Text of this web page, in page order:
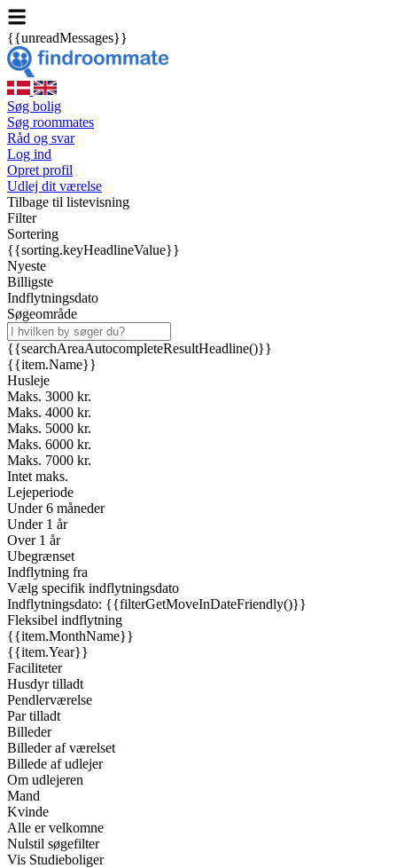
{{unreadMessages}}
Søg bolig
Søg roommates
Råd og svar
Log ind
Opret profil
Udlej dit værelse
Tilbage til listevisning
Filter
Sortering
{{sorting.keyHeadlineValue}}
Nyeste
Billigste
Indflytningsdato
Søgeområde
{{searchAreaAutocompleteResultHeadline()}}
{{item.Name}}
Husleje
Maks. 3000 kr.
Maks. 4000 kr.
Maks. 5000 kr.
Maks. 6000 kr.
Maks. 7000 kr.
Intet maks.
Lejeperiode
Under 6 måneder
Under 1 år
Over 1 år
Ubegrænset
Indflytning fra
Vælg specifik indflytningsdato
Indflytningsdato: {{filterGetMoveInDateFriendly()}}
Fleksibel indflytning
{{item.MonthName}}
{{item.Year}}
Faciliteter
Husdyr tilladt
Pendlerværelse
Par tilladt
Billeder
Billeder af værelset
Billede af udlejer
Om udlejeren
Mand
Kvinde
Alle er velkomne
Nulstil søgefilter
Vis Studieboliger